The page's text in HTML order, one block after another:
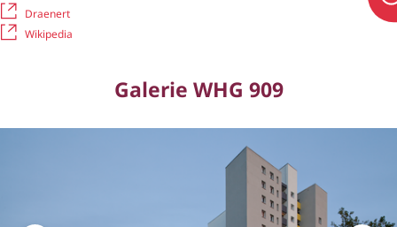
Draenert
Wikipedia
Galerie WHG 909